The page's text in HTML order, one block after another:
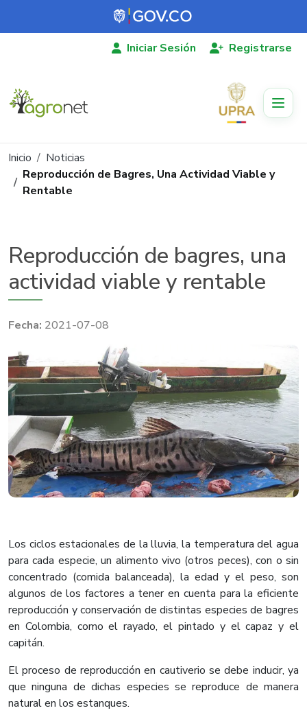
Pasar al contenido principal
Iniciar Sesión Registrarse
Ruta de navegación
Inicio
Noticias
Reproducción de Bagres, Una Actividad Viable y
Rentable
Reproducción de bagres, una
actividad viable y rentable
2021-07-08
Los ciclos estacionales de la lluvia, la temperatura del agua
para cada especie, un alimento vivo (otros peces), con o sin
concentrado (comida balanceada), la edad y el peso, son
algunos de los factores a tener en cuenta para la eficiente
reproducción y conservación de distintas especies de bagres
en Colombia, como el rayado, el pintado y el capaz y el
capitán.
El proceso de reproducción en cautiverio se debe inducir, ya
que ninguna de dichas especies se reproduce de manera
natural en los estanques.